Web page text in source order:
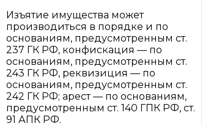
Изъятие имущества может
производиться в порядке и по
основаниям, предусмотренным ст.
237 ГК РФ, конфискация — по
основаниям, предусмотренным ст.
243 ГК РФ, реквизиция — по
основаниям, предусмотренным ст.
242 ГК РФ; арест — по основаниям,
предусмотренным ст. 140 ГПК РФ, ст.
91 АПК РФ.